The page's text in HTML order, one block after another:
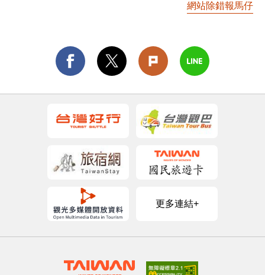
網站除錯報馬仔
更多連結+